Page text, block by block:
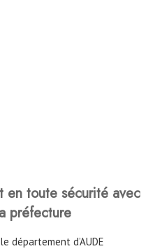
en toute sécurité avec
préfecture
département d’AUDE